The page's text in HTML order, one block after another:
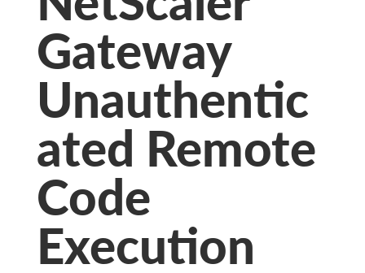
Gateway
Unauthentic
ated Remote
Code
Execution